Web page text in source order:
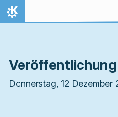
Zum Inhalt springen
Startseite
Donnerstag, 12 Dezember